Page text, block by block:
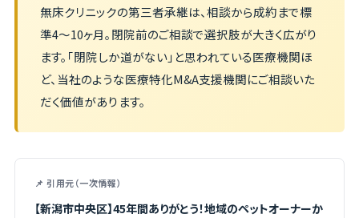
無床クリニックの第三者承継は、相談から成約まで標
準4〜10ヶ月。閉院前のご相談で選択肢が大きく広がり
ます。「閉院しか道がない」と思われている医療機関ほ
ど、当社のような医療特化M&A支援機関にご相談いた
だく価値があります。
📌 引用元（一次情報）
【新潟市中央区】45年間ありがとう！地域のペットオーナーか